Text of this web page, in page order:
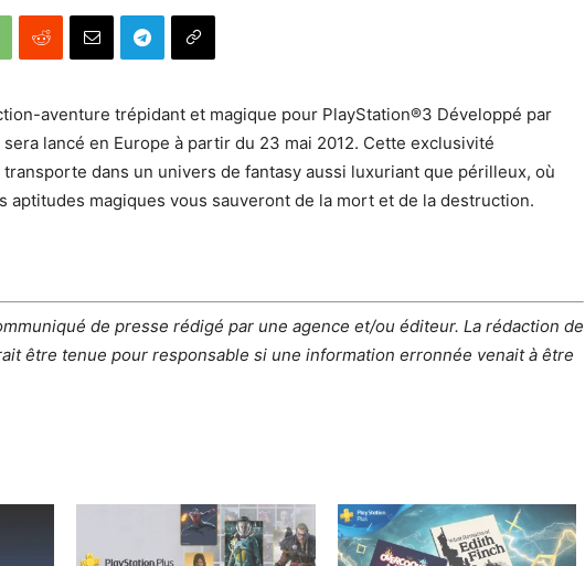
aventure trépidant et magique pour PlayStation®3 Développé par
lancé en Europe à partir du 23 mai 2012. Cette exclusivité
dans un univers de fantasy aussi luxuriant que périlleux, où
aptitudes magiques vous sauveront de la mort et de la destruction.
de presse rédigé par une agence et/ou éditeur. La rédaction de
être tenue pour responsable si une information erronnée venait à être